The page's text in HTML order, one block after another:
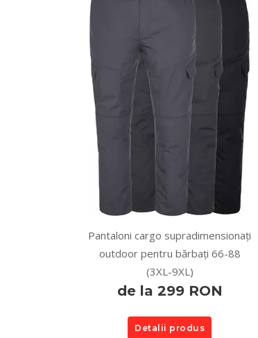
Pantaloni cargo supradimensionați
outdoor pentru bărbați 66-88
(3XL-9XL)
de la 299 RON
Detalii produs